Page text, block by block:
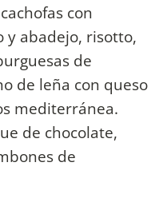
con
y abadejo, risotto,
de
de leña con queso
mediterránea.
de chocolate,
de